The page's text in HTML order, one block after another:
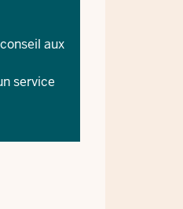
aux
service